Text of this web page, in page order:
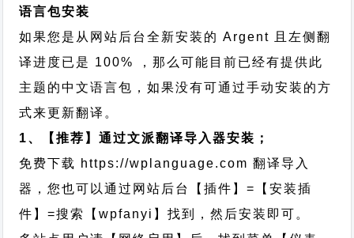
语言包安装
如果您是从网站后台全新安装的 Argent 且左侧翻
译进度已是 100% ，那么可能目前已经有提供此
主题的中文语言包，如果没有可通过手动安装的方
式来更新翻译。
1、【推荐】通过文派翻译导入器安装；
免费下载 https://wplanguage.com 翻译导入
器，您也可以通过网站后台【插件】=【安装插
件】=搜索【wpfanyi】找到，然后安装即可。